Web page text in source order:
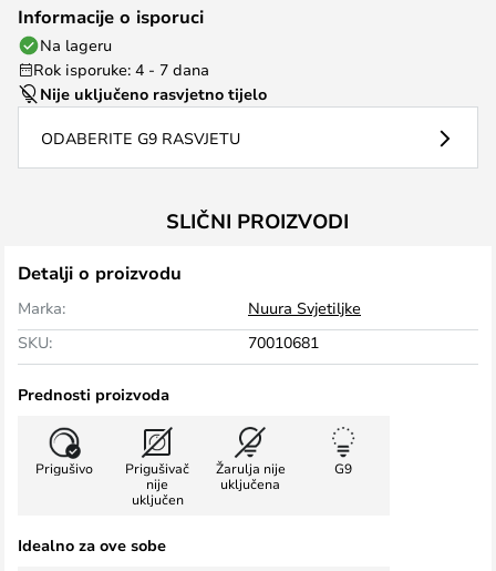
Informacije o isporuci
Na lageru
Rok isporuke: 4 - 7 dana
Nije uključeno rasvjetno tijelo
ODABERITE G9 RASVJETU
SLIČNI PROIZVODI
Detalji o proizvodu
Marka:
Nuura Svjetiljke
SKU:
70010681
Prednosti proizvoda
Prigušivo
Prigušivač
nije
uključen
Žarulja nije
uključena
G9
Idealno za ove sobe